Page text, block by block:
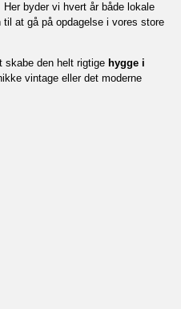
Her byder vi hvert år både lokale
at gå på opdagelse i vores store
skabe den helt rigtige hygge i
vintage eller det moderne